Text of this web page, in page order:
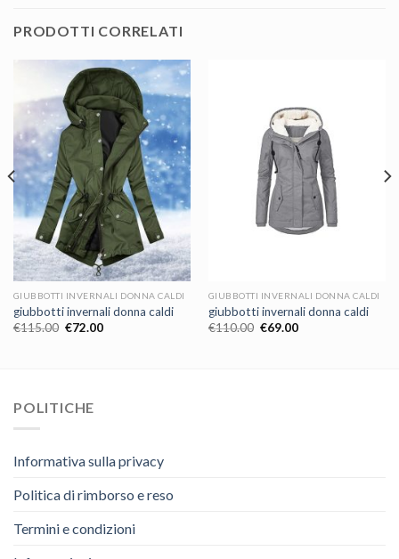
PRODOTTI CORRELATI
GIUBBOTTI INVERNALI DONNA CALDI
giubbotti invernali donna caldi
€115.00 €72.00
GIUBBOTTI INVERNALI DONNA CALDI
giubbotti invernali donna caldi
€110.00 €69.00
POLITICHE
Informativa sulla privacy
Politica di rimborso e reso
Termini e condizioni